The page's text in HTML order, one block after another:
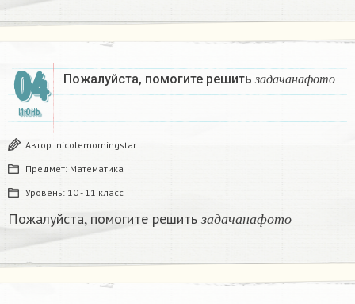
04
ИЮНЬ
Пожалуйста, помогите решить за д а ч а н а ф о т о
зада чана от о
Автор: nicolemorningstar
Предмет: Математика
Уровень: 10 - 11 класс
Пожалуйста, помогите решить з а д а ч а н а ф о т о
д ф